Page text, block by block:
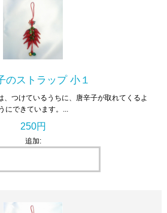
のストラップ 小１
、つけているうちに、唐辛子が取れてくるよ
うにできています。...
250円
追加: